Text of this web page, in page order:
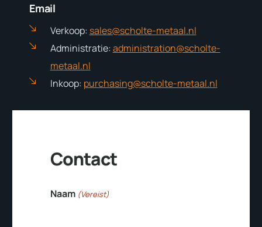
Email
Verkoop: sales@scholte-metaal.nl
Administratie:administration@scholte-
metaal.nl
Inkoop: purchasing@scholte-metaal.nl
Contact
Naam (Vereist)